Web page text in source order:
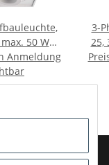
50 W
220-240
AC
Anmeldung
3-
25,